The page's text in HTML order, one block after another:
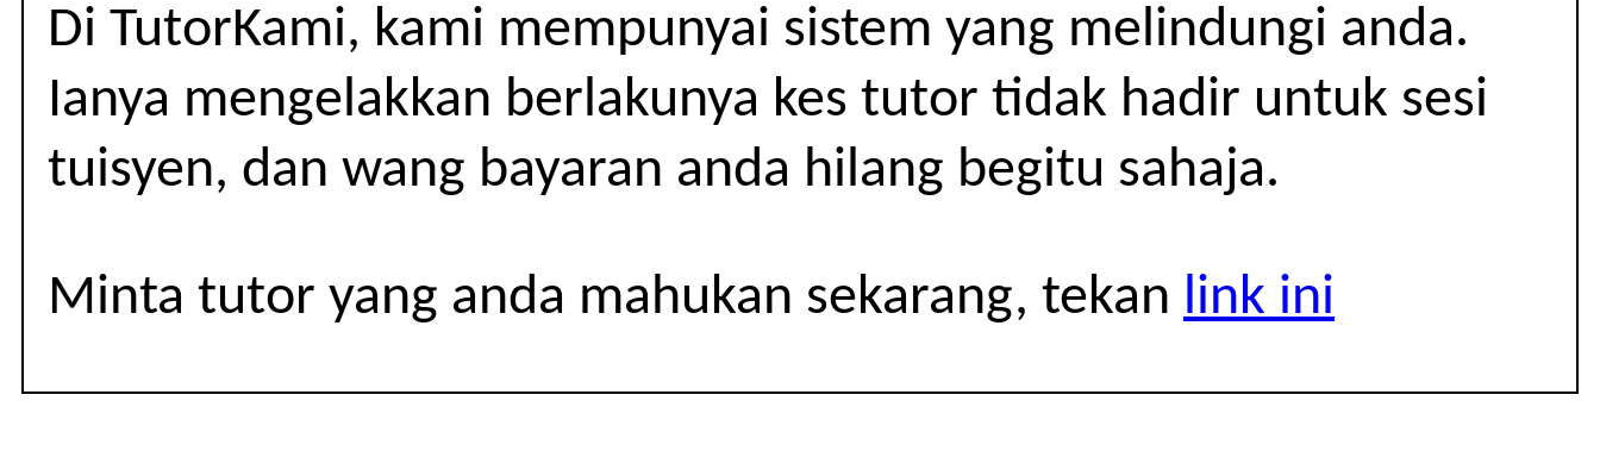
1-
3
Di TutorKami, kami mempunyai sistem yang melindungi anda.
Ianya mengelakkan berlakunya kes tutor tidak hadir untuk sesi
tuisyen, dan wang bayaran anda hilang begitu sahaja.
Minta tutor yang anda mahukan sekarang, tekan link ini